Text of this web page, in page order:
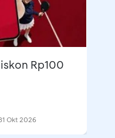
Rp100
Okt 2026